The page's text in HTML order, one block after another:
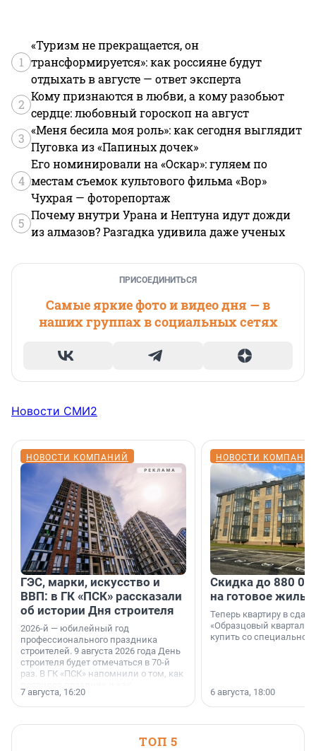
1
«Туризм не прекращается, он
трансформируется»: как россияне будут
отдыхать в августе — ответ эксперта
2
Кому признаются в любви, а кому разобьют
сердце: любовный гороскоп на август
3
«Меня бесила моя роль»: как сегодня выглядит
Пуговка из «Папиных дочек»
4
Его номинировали на «Оскар»: гуляем по
местам съемок культового фильма «Вор»
Чухрая — фоторепортаж
5
Почему внутри Урана и Нептуна идут дожди
из алмазов? Разгадка удивила даже ученых
ПРИСОЕДИНИТЬСЯ
Самые яркие фото и видео дня — в
наших группах в социальных сетях
Новости СМИ2
НОВОСТИ КОМПАНИЙ
ГЭС, марки, искусство и
ВВП: в ГК «ПСК» рассказали
об истории Дня строителя
2026-й — юбилейный год
профессионального праздника
строителей. 9 августа 2026 года День
строителя будет отмечаться в 70-й
раз. В ГК «ПСК» напомнили о том, как
поменялась роль строительства.
7 августа, 16:20
НОВОСТИ
Скидка до 880
на готовое
Теперь квартиру в
«Образцовый квартал
купить со специальной
6 августа, 18:00
ТОП 5